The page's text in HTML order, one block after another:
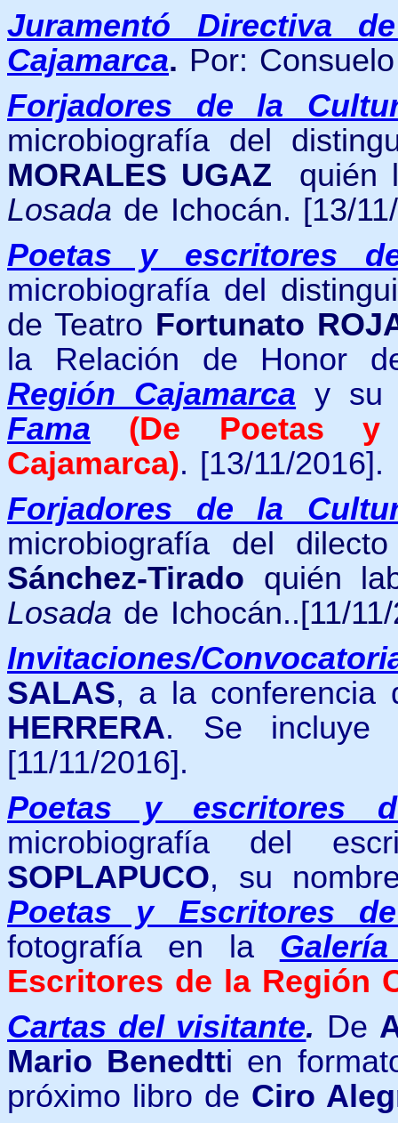
Juramentó Directiva
Cajamarca. Por:
Forjadores de la
microbiografía del
MORALES UGAZ quién
Losada de Ichocán. [13/
Poetas y escritores
microbiografía del
de Teatro Fortunato
la Relación de Honor
Región Cajamarca y
Fama
(De Poetasy
Cajamarca). [13/11/2016].
Forjadores de la
microbiografía del
Sánchez-Tirado quién
Losada de Ichocán..[11/
Invitaciones/
SALAS, a la
HERRERA. Se incluye
[11/11/2016].
Poetas y escritores
microbiografía del
SOPLAPUCO, su
Poetas y Escritores
fotografía en la
Escritores de la Región
Cartas del visitante. De
Mario Benedtti en
próximo libro de Ciro